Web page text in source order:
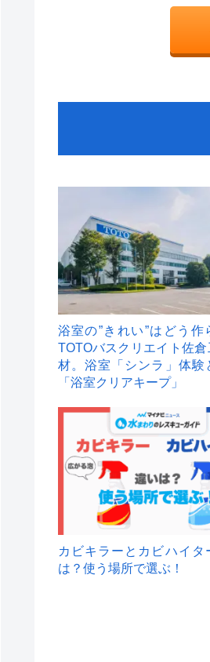
浴室の”きれい”はどう作
TOTOバスクリエイト佐倉
材。浴室「シンラ」体験
「浴室クリアキープ」
カビキラーとカビハイタ
は？使う場所で選ぶ！